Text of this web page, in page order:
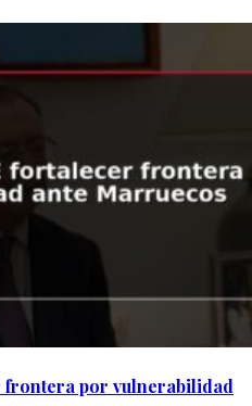
frontera por vulnerabilidad